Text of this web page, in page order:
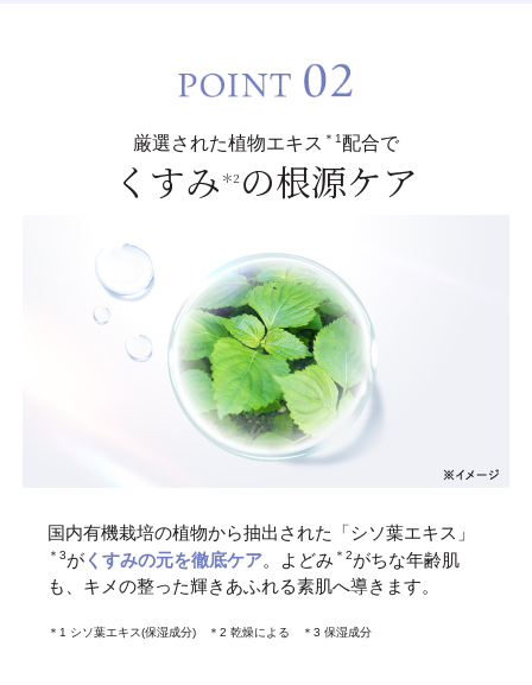
厳選された植物エキス ＊1配合で
くすみ ＊2 の根源ケア
国内有機栽培の植物から抽出された「シソ葉エキス」
＊3が くすみの元を徹底ケア。よどみ ＊2がちな年齢肌
も、キメの整った輝きあふれる素肌へ導きます。
＊1 シソ葉エキス(保湿成分) ＊2 乾燥による ＊3 保湿成分